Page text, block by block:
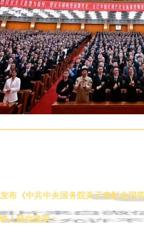
布《中共中央国务院关于表彰全国
人获此殊荣：